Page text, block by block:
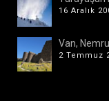
16 Aralık
Van,
2 Temmuz